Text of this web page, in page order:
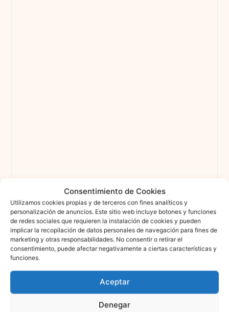
Consentimiento de Cookies
Utilizamos cookies propias y de terceros con fines analíticos y
personalización de anuncios. Este sitio web incluye botones y funciones
de redes sociales que requieren la instalación de cookies y pueden
implicar la recopilación de datos personales de navegación para fines de
marketing y otras responsabilidades. No consentir o retirar el
consentimiento, puede afectar negativamente a ciertas características y
funciones.
Aceptar
Denegar